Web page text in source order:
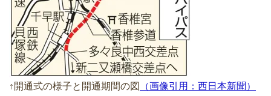
↑開通式の様子と開通期間の図 （画像引用：西日本新聞）